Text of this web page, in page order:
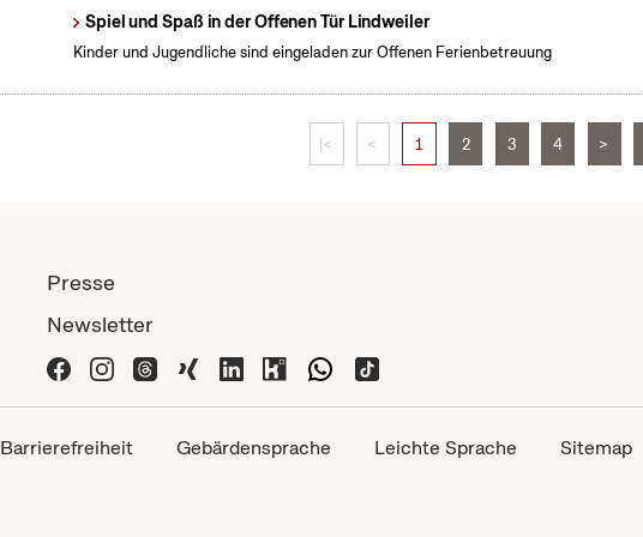
Spiel und Spaß in der Offenen Tür Lindweiler
Kinder und Jugendliche sind eingeladen zur Offenen Ferienbetreuung
|< < 1 2 3 4 >
Presse
Newsletter
Barrierefreiheit Gebärdensprache Leichte Sprache Sitemap